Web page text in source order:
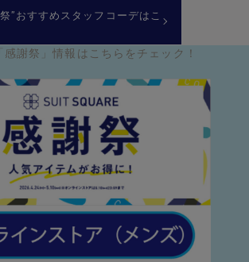
”おすすめスタッフコーデはこ
感謝祭」情報はこちらをチェック！